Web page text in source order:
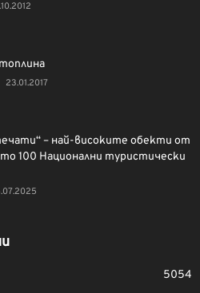
23.01.2017
– най-високите обекти от
100 Национални туристически
5054